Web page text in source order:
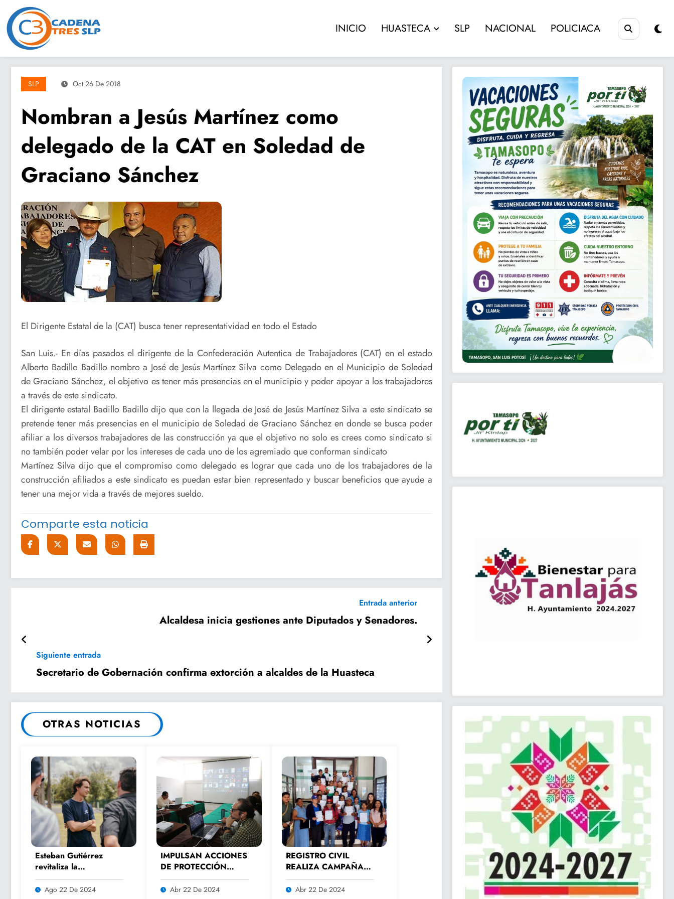
contenido
INICIO HUASTECA SLP NACIONAL POLICIACA
SLP Oct 26 De 2018
Nombran a Jesús Martínez como
delegado de la CAT en Soledad de
Graciano Sánchez
El Dirigente Estatal de la (CAT) busca tener representatividad en todo el Estado
San Luis.- En días pasados el dirigente de la Confederación Autentica de Trabajadores (CAT) en el estado
Alberto Badillo Badillo nombro a José de Jesús Martínez Silva como Delegado en el Municipio de Soledad
de Graciano Sánchez, el objetivo es tener más presencias en el municipio y poder apoyar a los trabajadores
a través de este sindicato.
El dirigente estatal Badillo Badillo dijo que con la llegada de José de Jesús Martínez Silva a este sindicato se
pretende tener más presencias en el municipio de Soledad de Graciano Sánchez en donde se busca poder
afiliar a los diversos trabajadores de las construcción ya que el objetivo no solo es crees como sindicato si
no también poder velar por los intereses de cada uno de los agremiado que conforman sindicato
Martínez Silva dijo que el compromiso como delegado es lograr que cada uno de los trabajadores de la
construcción afiliados a este sindicato es puedan estar bien representado y buscar beneficios que ayude a
tener una mejor vida a través de mejores sueldo.
Comparte esta noticia
Entrada anterior
Alcaldesa inicia gestiones ante Diputados y Senadores.
Siguiente entrada
Secretario de Gobernación confirma extorción a alcaldes de la Huasteca
OTRAS NOTICIAS
Esteban Gutiérrez
revitaliza la
experiencia de los
fanáticos del
Ago 22 De 2024
IMPULSAN ACCIONES
DE PROTECCIÓN
MEDIOAMBIENTAL
Abr 22 De 2024
REGISTRO CIVIL
REALIZA CAMPAÑA
PERMANENTE DE
ATENCIÓN A
Abr 22 De 2024